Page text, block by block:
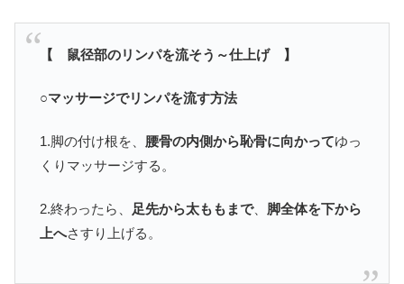
【 鼠径部のリンパを流そう～仕上げ 】
○マッサージでリンパを流す方法
1.脚の付け根を、 腰骨の内側から恥骨に向かってゆっ
くりマッサージする。
2.終わったら、 足先から太ももまで、 脚全体を下から
上へさすり上げる。